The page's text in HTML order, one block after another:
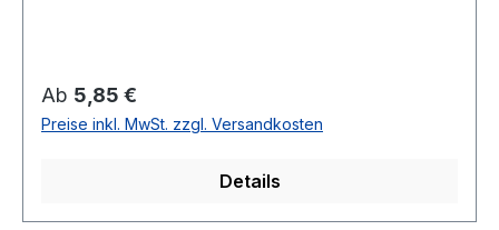
Regulärer Preis:
Ab 5,85 €
Preise inkl. MwSt. zzgl. Versandkosten
Details